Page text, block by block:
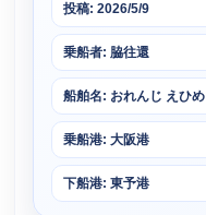
投稿: 2026/5/9
乗船者: 脇往還
船舶名: おれんじ えひめ
乗船港: 大阪港
下船港: 東予港